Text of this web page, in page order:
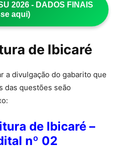
2026 - DADOS FINAIS
aqui)
de Ibicaré
a divulgação do gabarito que
das questões seão
de Ibicaré –
nº 02